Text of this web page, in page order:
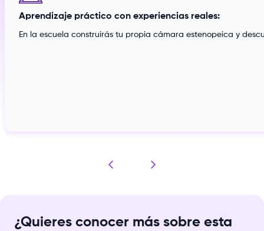
Aprendizaje práctico con experiencias reales:
En la escuela construirás tu propia cámara estenopeica y
¿Quieres conocer más sobre esta